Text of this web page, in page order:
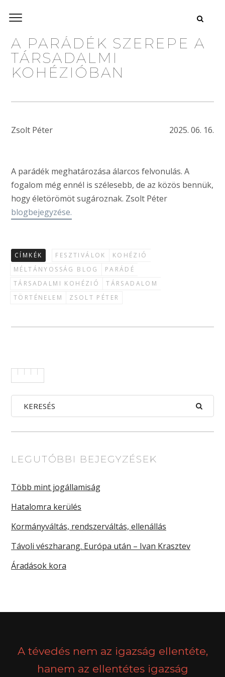
A PARÁDÉK SZEREPE A
TÁRSADALMI
KOHÉZIÓBAN
Zsolt Péter 2025. 06. 16.
A parádék meghatározása álarcos felvonulás. A
fogalom még ennél is szélesebb, de az közös bennük,
hogy életörömöt sugároznak. Zsolt Péter
blogbejegyzése.
CÍMKÉK FESZTIVÁLOK
KOHÉZIÓ
MÉLTÁNYOSSÁG BLOG
PARÁDÉ
TÁRSADALMI KOHÉZIÓ
TÁRSADALOM
TÖRTÉNELEM
ZSOLT PÉTER
LEGUTÓBBI BEJEGYZÉSEK
Több mint jogállamiság
Hatalomra kerülés
Kormányváltás, rendszerváltás, ellenállás
Távoli vészharang. Európa után – Ivan Krasztev
Áradások kora
A tévedés nem az igazság ellentéte,
hanem az ellentétes igazság